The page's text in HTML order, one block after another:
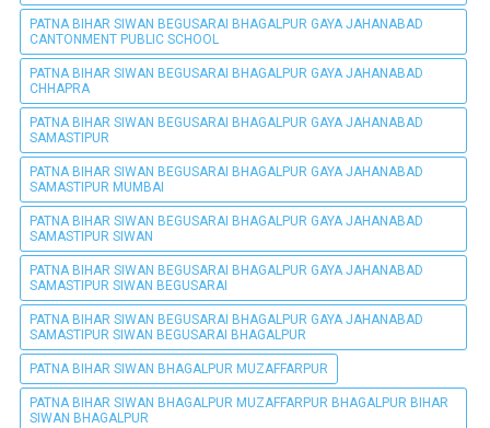
PATNA BIHAR SIWAN BEGUSARAI BHAGALPUR GAYA JAHANABAD
CANTONMENT PUBLIC SCHOOL
PATNA BIHAR SIWAN BEGUSARAI BHAGALPUR GAYA JAHANABAD
CHHAPRA
PATNA BIHAR SIWAN BEGUSARAI BHAGALPUR GAYA JAHANABAD
SAMASTIPUR
PATNA BIHAR SIWAN BEGUSARAI BHAGALPUR GAYA JAHANABAD
SAMASTIPUR MUMBAI
PATNA BIHAR SIWAN BEGUSARAI BHAGALPUR GAYA JAHANABAD
SAMASTIPUR SIWAN
PATNA BIHAR SIWAN BEGUSARAI BHAGALPUR GAYA JAHANABAD
SAMASTIPUR SIWAN BEGUSARAI
PATNA BIHAR SIWAN BEGUSARAI BHAGALPUR GAYA JAHANABAD
SAMASTIPUR SIWAN BEGUSARAI BHAGALPUR
PATNA BIHAR SIWAN BHAGALPUR MUZAFFARPUR
PATNA BIHAR SIWAN BHAGALPUR MUZAFFARPUR BHAGALPUR BIHAR
SIWAN BHAGALPUR